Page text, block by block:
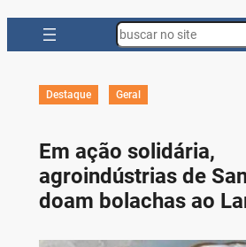
Search
Destaque Geral
Em ação solidária,
agroindústrias de
doam bolachas ao